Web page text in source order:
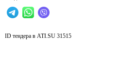
ID тендера в ATI.SU 31515